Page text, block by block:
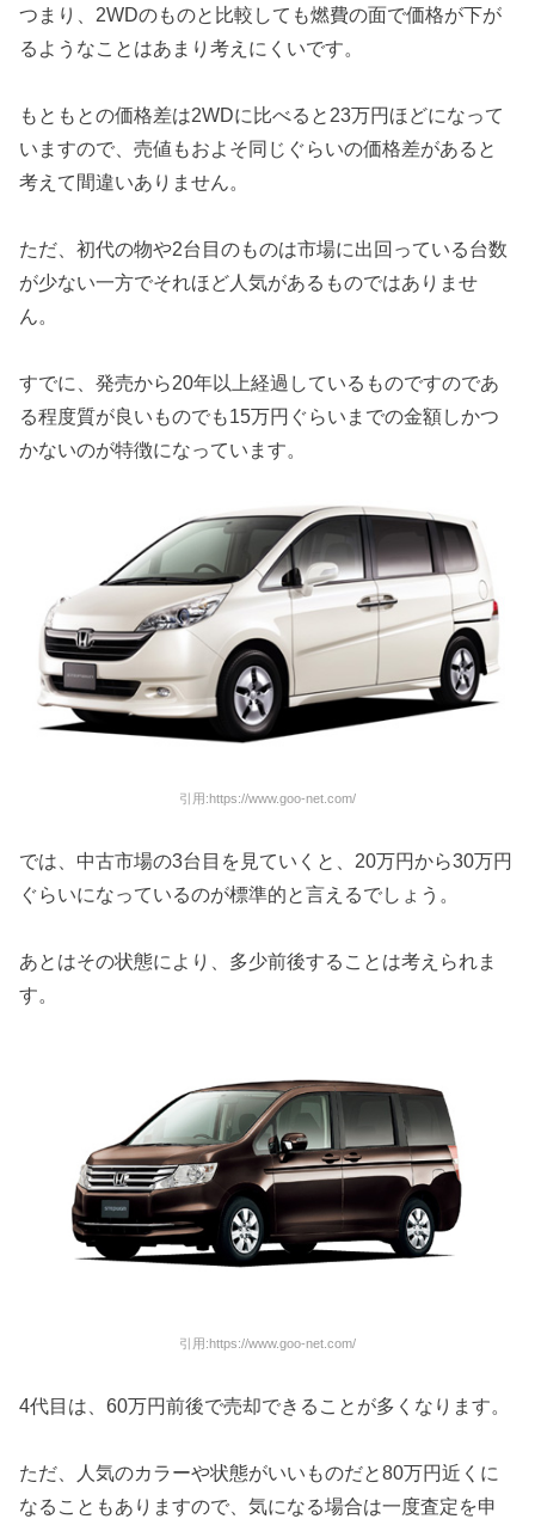
つまり、2WDのものと比較しても燃費の面で価格が下が
るようなことはあまり考えにくいです。
もともとの価格差は2WDに比べると23万円ほどになって
いますので、売値もおよそ同じぐらいの価格差があると
考えて間違いありません。
ただ、初代の物や2台目のものは市場に出回っている台数
が少ない一方でそれほど人気があるものではありませ
ん。
すでに、発売から20年以上経過しているものですのであ
る程度質が良いものでも15万円ぐらいまでの金額しかつ
かないのが特徴になっています。
引用:https://www.goo-net.com/
では、中古市場の3台目を見ていくと、20万円から30万円
ぐらいになっているのが標準的と言えるでしょう。
あとはその状態により、多少前後することは考えられま
す。
引用:https://www.goo-net.com/
4代目は、60万円前後で売却できることが多くなります。
ただ、人気のカラーや状態がいいものだと80万円近くに
なることもありますので、気になる場合は一度査定を申